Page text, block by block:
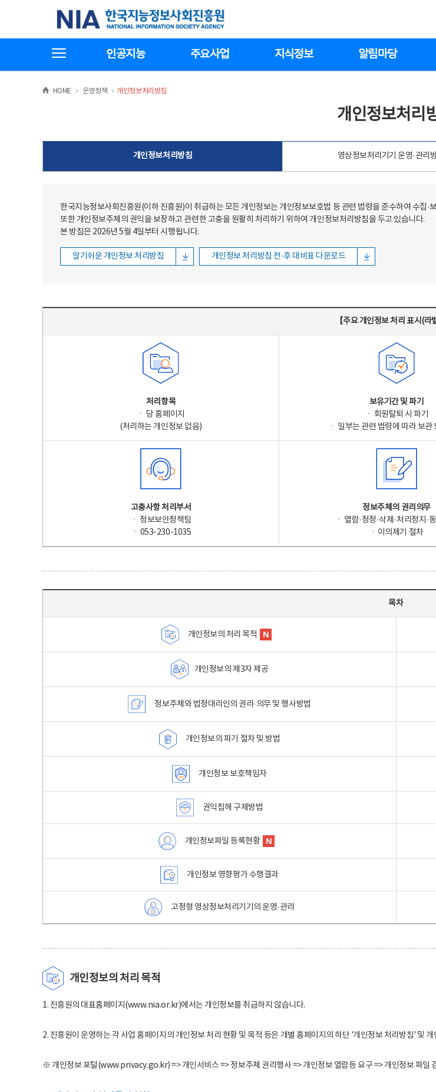
한국지능정보사회진흥원
인공지능 주요사업 지식정보 알림마당
HOME >운영정책 >
개인정보처리방침
개인정보처리
개인정보처리방침 영상정보처리기기 운영·관리
한국지능정보사회진흥원(이하 진흥원)이 취급하는 모든 개인정보는 개인정보보호법 등 관련 법령을 준수하여 수집·
또한 개인정보주체의 권익을 보장하고 관련한 고충을 원활히 처리하기 위하여 개인정보처리방침을 두고 있습니다.
본 방침은 2026년 5월 4일부터 시행됩니다.
알기쉬운 개인정보 처리방침 개인정보 처리방침 전·후 대비표 다운로드
【주요 개인정보 처리 표시(라
처리항목
ㆍ 당 홈페이지
(처리하는 개인정보 없음)
보유기간 및 파기
ㆍ 회원탈퇴 시 파기
ㆍ 일부는 관련 법령에 따라 보관
고충사항 처리부서
ㆍ 정보보안정책팀
ㆍ 053-230-1035
정보주체의 권리의무
ㆍ 열람·정정·삭제·처리정지·
ㆍ이의제기 절차
목차
개인정보의 처리 목적
개인정보의 제3자 제공
정보주체와 법정대리인의 권리·의무 및 행사방법
개인정보의 파기 절차 및 방법
개인정보 보호책임자
권익침해 구제방법
개인정보파일 등록현황
개인정보 영향평가 수행결과
고정형 영상정보처리기기의 운영·관리
개인정보의 처리 목적
1. 진흥원의 대표홈페이지(www.nia.or.kr)에서는 개인정보를 취급하지 않습니다.
2. 진흥원이 운영하는 각 사업 홈페이지의 개인정보 처리 현황 및 목적 등은 개별 홈페이지의 하단 '개인정보 처리방침' 및 개
※ 개인정보 포털(www.privacy.go.kr) => 개인서비스 => 정보주체 권리행사 => 개인정보 열람등 요구 => 개인정보 파일